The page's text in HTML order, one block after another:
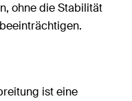
ohne die Stabilität
ist eine